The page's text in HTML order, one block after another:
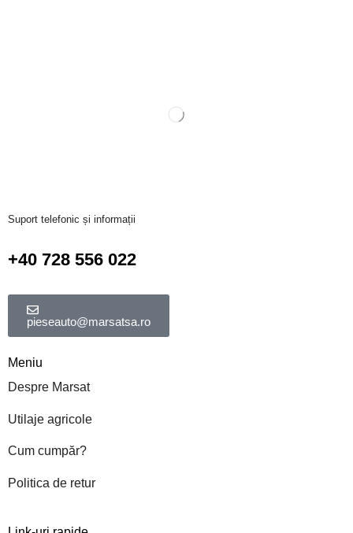
Suport telefonic și informații
+40 728 556 022
pieseauto@marsatsa.ro
Meniu
Despre Marsat
Utilaje agricole
Cum cumpăr?
Politica de retur